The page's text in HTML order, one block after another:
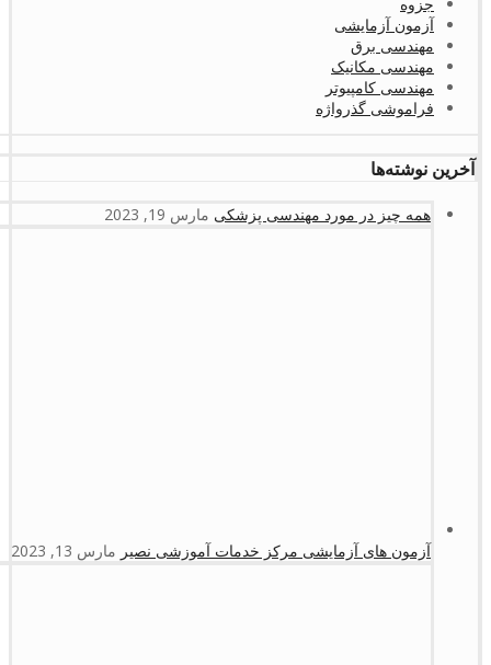
آزمون آزمایشی
مهندسی برق
مهندسی مکانیک
مهندسی کامپیوتر
فراموشی گذرواژه
آخرین نوشته‌ها
همه چیز در مورد مهندسی پزشکی مارس 19, 2023
آزمون های آزمایشی مرکز خدمات آموزشی نصیر مارس 13, 2023